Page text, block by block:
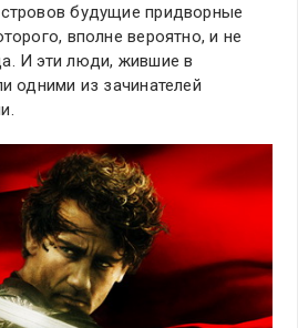
будущие придворные
вполне вероятно, и не
И эти люди, жившие в
одними из зачинателей